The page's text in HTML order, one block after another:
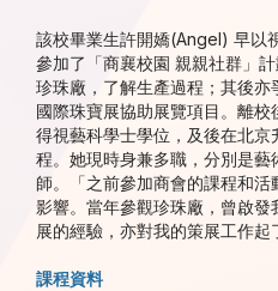
該校畢業生許開嬌(Angel) 早以
參加了「商襄校園 親親社群」
珍珠廠，了解生產過程；其後
國際珠寶展協助展覽項目。離
得視藝科學士學位，及後在北
程。她現時身兼多職，分別是
師。「之前參加商會的課程和
影響。當年參觀珍珠廠，曾啟
展的經驗，亦對我的策展工作起
課程資料